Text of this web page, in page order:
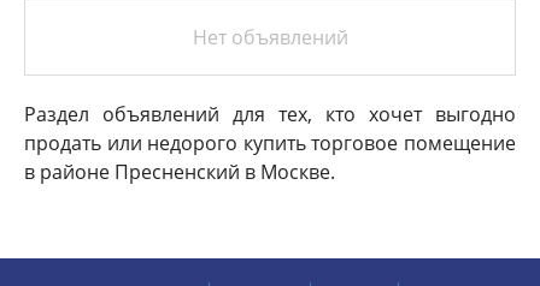
Нет объявлений
Раздел объявлений для тех, кто хочет выгодно
продать или недорого купить торговое помещение
в районе Пресненский в Москве.